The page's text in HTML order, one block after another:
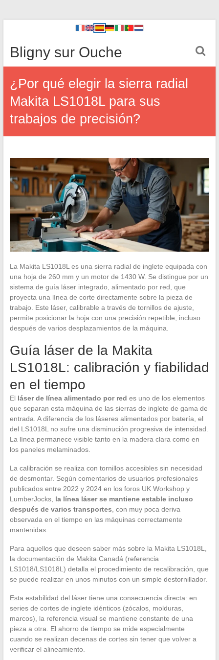
Bligny sur Ouche
¿Por qué elegir la sierra radial
Makita LS1018L para sus
trabajos de precisión?
La Makita LS1018L es una sierra radial de inglete equipada con
una hoja de 260 mm y un motor de 1430 W. Se distingue por un
sistema de guía láser integrado, alimentado por red, que
proyecta una línea de corte directamente sobre la pieza de
trabajo. Este láser, calibrable a través de tornillos de ajuste,
permite posicionar la hoja con una precisión repetible, incluso
después de varios desplazamientos de la máquina.
Guía láser de la Makita
LS1018L: calibración y fiabilidad
en el tiempo
El láser de línea alimentado por red es uno de los elementos
que separan esta máquina de las sierras de inglete de gama de
entrada. A diferencia de los láseres alimentados por batería, el
del LS1018L no sufre una disminución progresiva de intensidad.
La línea permanece visible tanto en la madera clara como en
los paneles melaminados.
La calibración se realiza con tornillos accesibles sin necesidad
de desmontar. Según comentarios de usuarios profesionales
publicados entre 2022 y 2024 en los foros UK Workshop y
LumberJocks, la línea láser se mantiene estable incluso
después de varios transportes , con muy poca deriva
observada en el tiempo en las máquinas correctamente
mantenidas.
Para aquellos que deseen saber más sobre la Makita LS1018L,
la documentación de Makita Canadá (referencia
LS1018/LS1018L) detalla el procedimiento de recalibración, que
se puede realizar en unos minutos con un simple destornillador.
Esta estabilidad del láser tiene una consecuencia directa: en
series de cortes de inglete idénticos (zócalos, molduras,
marcos), la referencia visual se mantiene constante de una
pieza a otra. El ahorro de tiempo se mide especialmente
cuando se realizan decenas de cortes sin tener que volver a
verificar el alineamiento.